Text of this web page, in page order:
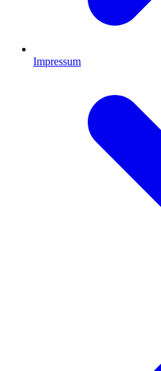
Impressum